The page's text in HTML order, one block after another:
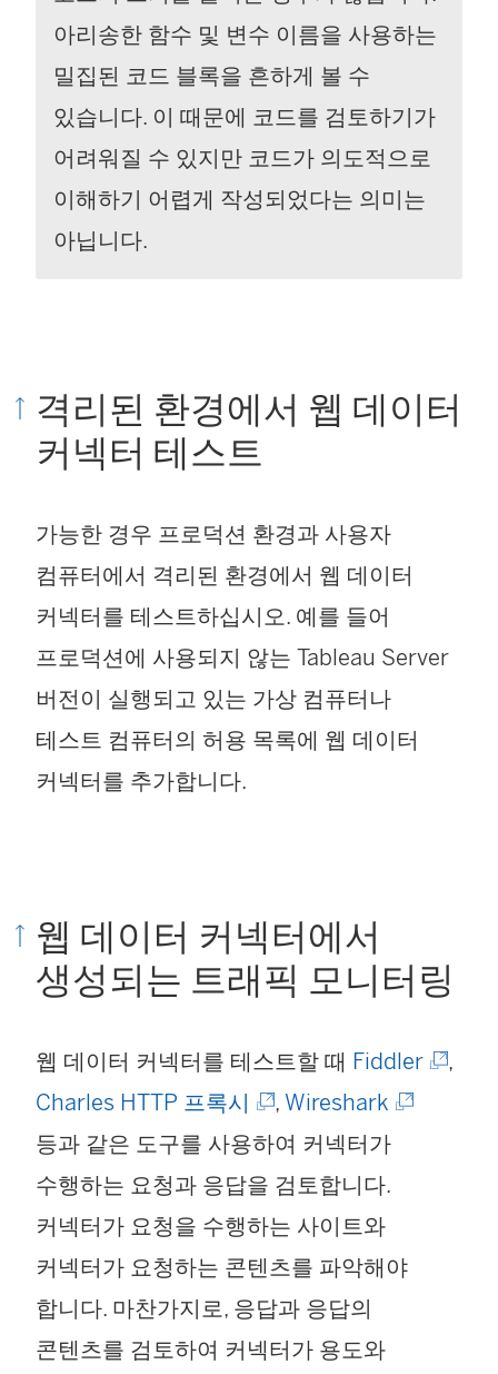
아리송한 함수 및 변수 이름을 사용하는
밀집된 코드 블록을 흔하게 볼 수
있습니다. 이 때문에 코드를 검토하기가
어려워질 수 있지만 코드가 의도적으로
이해하기 어렵게 작성되었다는 의미는
아닙니다.
격리된 환경에서 웹 데이터
커넥터 테스트
가능한 경우 프로덕션 환경과 사용자
컴퓨터에서 격리된 환경에서 웹 데이터
커넥터를 테스트하십시오. 예를 들어
프로덕션에 사용되지 않는 Tableau Server
버전이 실행되고 있는 가상 컴퓨터나
테스트 컴퓨터의 허용 목록에 웹 데이터
커넥터를 추가합니다.
웹 데이터 커넥터에서
생성되는 트래픽 모니터링
웹 데이터 커넥터를 테스트할 때 Fiddler(
,
Charles HTTP 프록시 (
링
크
가
새
창
에
, Wireshark (
링
크
새
등과 같은 도구를 사용하여 커넥터가
수행하는 요청과 응답을 검토합니다.
커넥터가 요청을 수행하는 사이트와
커넥터가 요청하는 콘텐츠를 파악해야
합니다. 마찬가지로, 응답과 응답의
콘텐츠를 검토하여 커넥터가 용도와